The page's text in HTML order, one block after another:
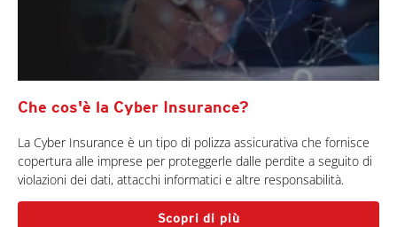
Che cos'è la Cyber Insurance?
La Cyber Insurance è un tipo di polizza assicurativa che fornisce
copertura alle imprese per proteggerle dalle perdite a seguito di
violazioni dei dati, attacchi informatici e altre responsabilità.
Scopri di più